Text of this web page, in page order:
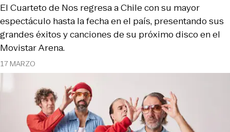
17 MARZO
El Cuarteto de Nos regresa a Chile con su mayor
espectáculo hasta la fecha en el país, presentando sus
grandes éxitos y canciones de su próximo disco en el
Movistar Arena.